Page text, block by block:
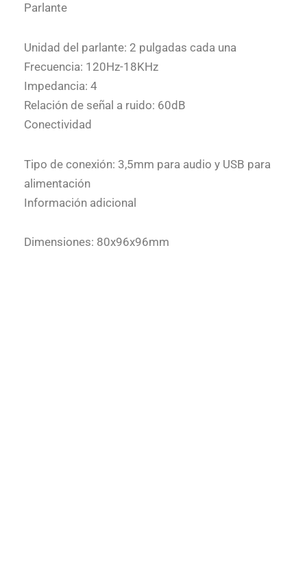
Parlante
Unidad del parlante: 2 pulgadas cada una
Frecuencia: 120Hz-18KHz
Impedancia: 4
Relación de señal a ruido: 60dB
Conectividad
Tipo de conexión: 3,5mm para audio y USB para
alimentación
Información adicional
Dimensiones: 80x96x96mm